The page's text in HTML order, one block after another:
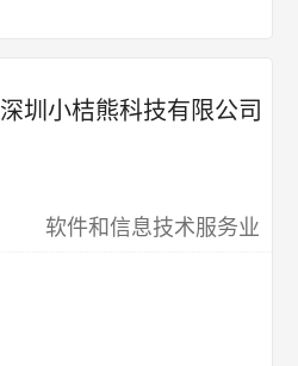
深圳小桔熊科技有限公司
软件和信息技术服务业